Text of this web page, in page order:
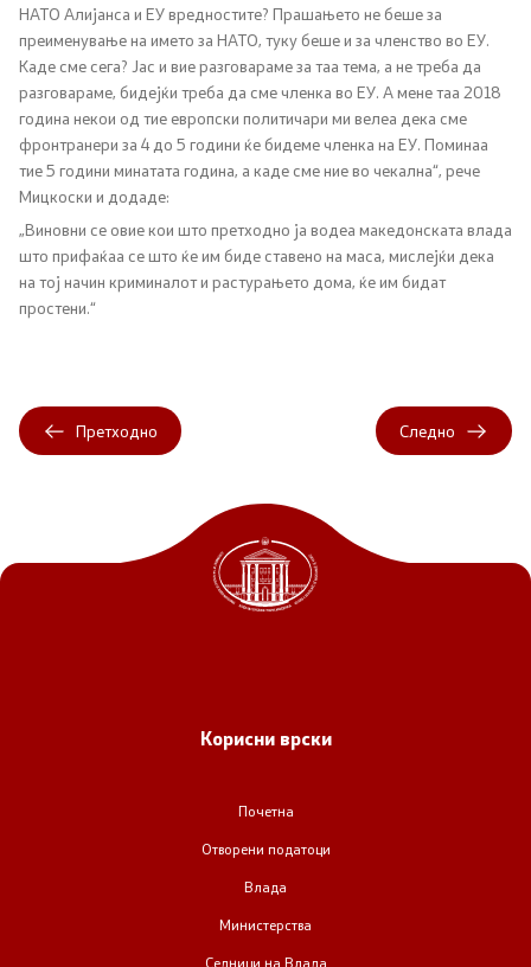
Национални координатори
Генерален Секретаријат
Односи со јавност
Канцеларија на портпарол
Медија центар
Отчетност
Сервисни информации
НАТО Алијанса и ЕУ вредностите? Прашањето не беше за
преименување на името за НАТО, туку беше и за членство во ЕУ.
Каде сме сега? Јас и вие разговараме за таа тема, а не треба да
разговараме, бидејќи треба да сме членка во ЕУ. А мене таа 2018
година некои од тие европски политичари ми велеа дека сме
фронтранери за 4 до 5 години ќе бидеме членка на ЕУ. Поминаа
тие 5 години минатата година, а каде сме ние во чекална“, рече
Мицкоски и додаде:
„Виновни се овие кои што претходно ја водеа македонската влада
што прифаќаа се што ќе им биде ставено на маса, мислејќи дека
на тој начин криминалот и растурањето дома, ќе им бидат
простени.“
Претходно Следно
Корисни врски
Почетна
Отворени податоци
Влада
Министерства
Седници на Влада